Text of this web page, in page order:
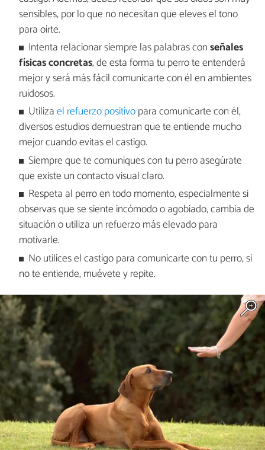
sensibles, por lo que no necesitan que eleves el tono
para oírte.
Intenta relacionar siempre las palabras conseñales
físicas concretas, de esta forma tu perro te entenderá
mejor y será más fácil comunicarte con él en ambientes
ruidosos.
Utilizael refuerzo positivopara comunicarte con él,
diversos estudios demuestran que te entiende mucho
mejor cuando evitas el castigo.
Siempre que te comuniques con tu perro asegúrate
que existe un contacto visual claro.
Respeta al perro en todo momento, especialmente si
observas que se siente incómodo o agobiado, cambia de
situación o utiliza un refuerzo más elevado para
motivarle.
No utilices el castigo para comunicarte con tu perro, si
no te entiende, muévete y repite.